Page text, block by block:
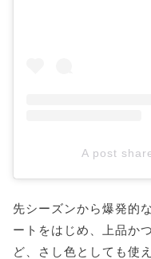
A post
先シーズンから爆発的
ートをはじめ、上品か
ど、さし色としても使